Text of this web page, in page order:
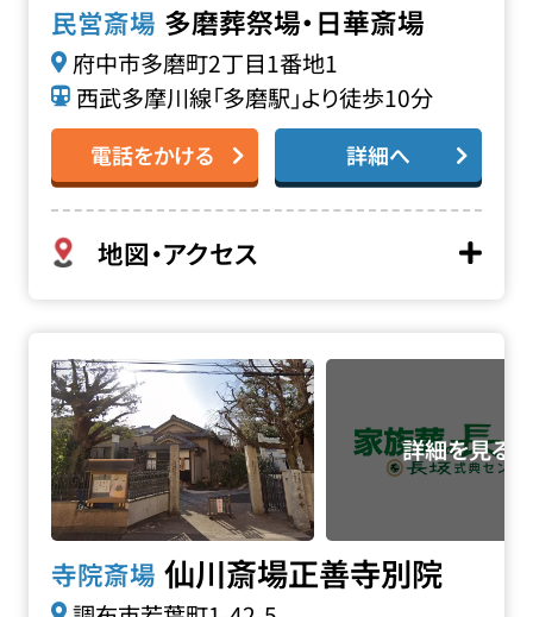
民営斎場 多磨葬祭場・日華斎場
府中市多磨町2丁目1番地1
西武多摩川線「多磨駅」より徒歩10分
電話をかける 詳細へ
地図・アクセス
寺院斎場 仙川斎場正善寺別院